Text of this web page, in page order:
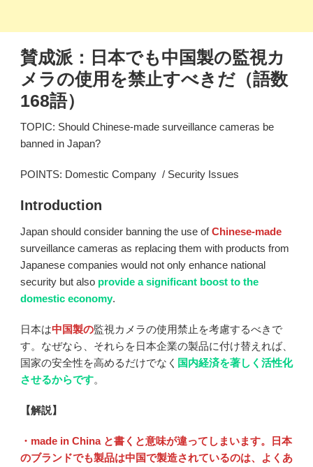
賛成派：日本でも中国製の監視カ
メラの使用を禁止すべきだ（語数
168語）
TOPIC: Should Chinese-made surveillance cameras be
banned in Japan?
POINTS: Domestic Company / Security Issues
Introduction
Japan should consider banning the use ofChinese-made
surveillance cameras as replacing them with products from
Japanese companies would not only enhance national
security but also provide a significant boost to the
domestic economy.
日本は中国製の監視カメラの使用禁止を考慮するべきで
す。なぜなら、それらを日本企業の製品に付け替えれば、
国家の安全性を高めるだけでなく 国内経済を著しく活性化
させるからです。
【解説】
・made in China と書くと意味が違ってしまいます。日本
のブランドでも製品は中国で製造されているのは、よくあ